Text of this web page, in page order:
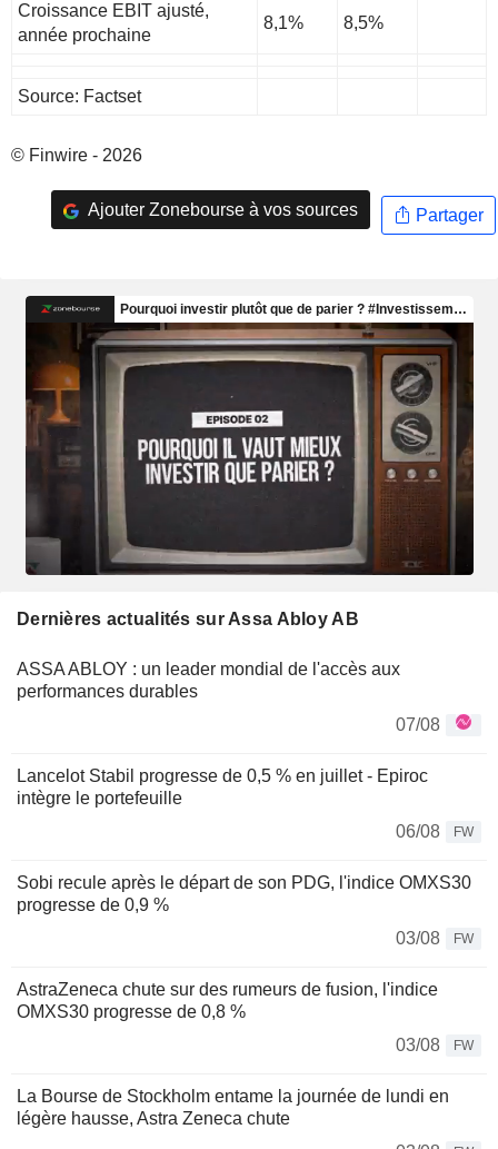
Croissance EBIT ajusté,
année prochaine
8,1% 8,5%
Source: Factset
© Finwire - 2026
Ajouter Zonebourse à vos sources Partager
Dernières actualités sur Assa Abloy AB
ASSA ABLOY : un leader mondial de l'accès aux
performances durables
07/08
Lancelot Stabil progresse de 0,5 % en juillet - Epiroc
intègre le portefeuille
06/08
FW
Sobi recule après le départ de son PDG, l'indice OMXS30
progresse de 0,9 %
03/08
FW
AstraZeneca chute sur des rumeurs de fusion, l'indice
OMXS30 progresse de 0,8 %
03/08
FW
La Bourse de Stockholm entame la journée de lundi en
légère hausse, Astra Zeneca chute